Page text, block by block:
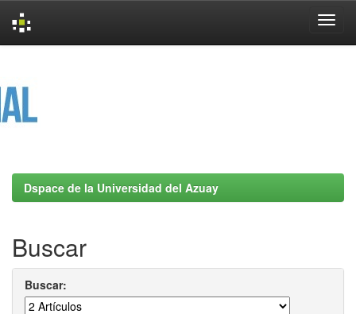
Dspace de la Universidad del Azuay
Buscar
Buscar: